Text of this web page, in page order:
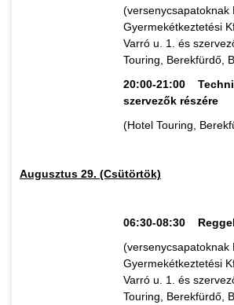
(versenycsapatoknak
Gyermekétkeztetési
Varró u. 1. és
Touring, Berekfürdő,
20:00-21:00
szervezők részére
(Hotel Touring,
Augusztus 29. (Csütörtök)
06:30-08:30
(versenycsapatoknak
Gyermekétkeztetési
Varró u. 1. és
Touring, Berekfürdő,